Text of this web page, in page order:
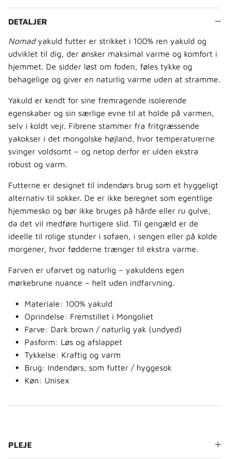
DETALJER
Nomadyakuld futter er strikket i 100% ren yakuld og
udviklet til dig, der ønsker maksimal varme og komfort i
hjemmet. De sidder løst om foden, føles tykke og
behagelige og giver en naturlig varme uden at stramme.
Yakuld er kendt for sine fremragende isolerende
egenskaber og sin særlige evne til at holde på varmen,
selv i koldt vejr. Fibrene stammer fra fritgræssende
yakokser i det mongolske højland, hvor temperaturerne
svinger voldsomt – og netop derfor er ulden ekstra
robust og varm.
Futterne er designet til indendørs brug som et hyggeligt
alternativ til sokker. De er ikke beregnet som egentlige
hjemmesko og bør ikke bruges på hårde eller ru gulve,
da det vil medføre hurtigere slid. Til gengæld er de
ideelle til rolige stunder i sofaen, i sengen eller på kolde
morgener, hvor fødderne trænger til ekstra varme.
Farven er ufarvet og naturlig – yakuldens egen
mørkebrune nuance – helt uden indfarvning.
Materiale: 100% yakuld
Oprindelse: Fremstillet i Mongoliet
Farve: Dark brown / naturlig yak (undyed)
Pasform: Løs og afslappet
Tykkelse: Kraftig og varm
Brug: Indendørs, som futter / hyggesok
Køn: Unisex
PLEJE